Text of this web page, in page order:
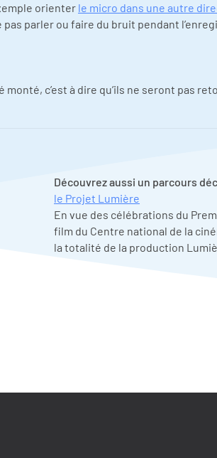
orienter le micro dans une autre
pas parler ou faire du bruit pendant
c’est à dire qu’ils ne seront pas
Découvrez aussi un parcours
le Projet Lumière
En vue des célébrations du
film du Centre national de la
la totalité de la production